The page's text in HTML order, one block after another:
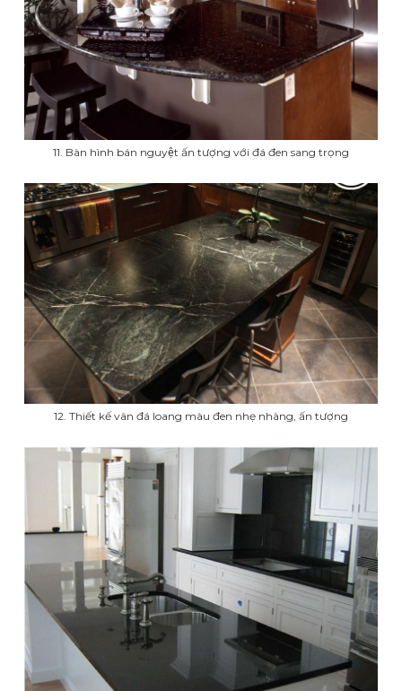
11. Bàn hình bán nguyệt ấn tượng với đá đen sang trọng
12. Thiết kế vân đá loang màu đen nhẹ nhàng, ấn tượng